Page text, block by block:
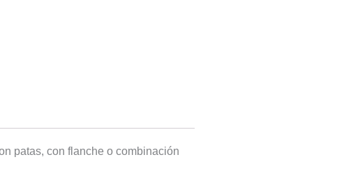
patas, con flanche o combinación